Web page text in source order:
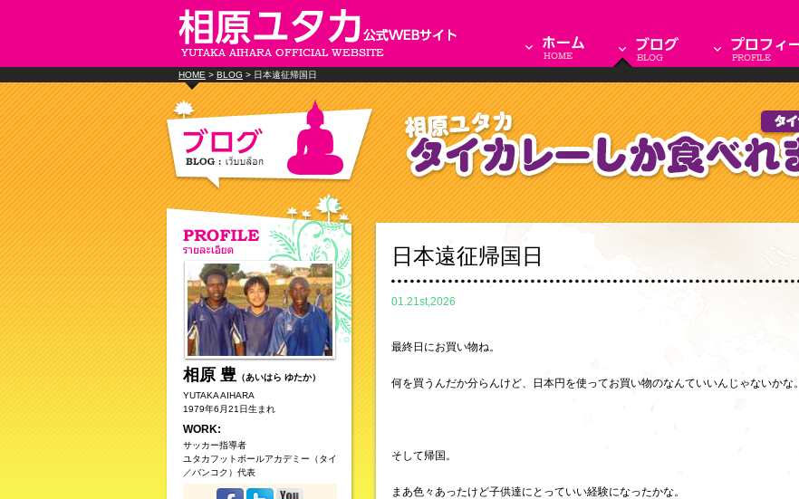
HOME > BLOG > 日本遠征帰国日
相原 豊 （あいはら ゆたか）
YUTAKA AIHARA
1979年6月21日生まれ
WORK:
サッカー指導者
ユタカフットボールアカデミー（タイ
／バンコク）代表
日本遠征帰国日
01.21st,2026
最終日にお買い物ね。
何を買うんだか分らんけど、日本円を使ってお買い物のなんていいんじゃないかな。
そして帰国。
まあ色々あったけど子供達にとっていい経験になったかな。